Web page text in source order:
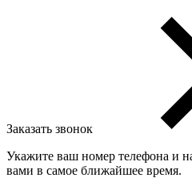
Заказать звонок
Укажите ваш номер телефона и
вами в самое ближайшее время.